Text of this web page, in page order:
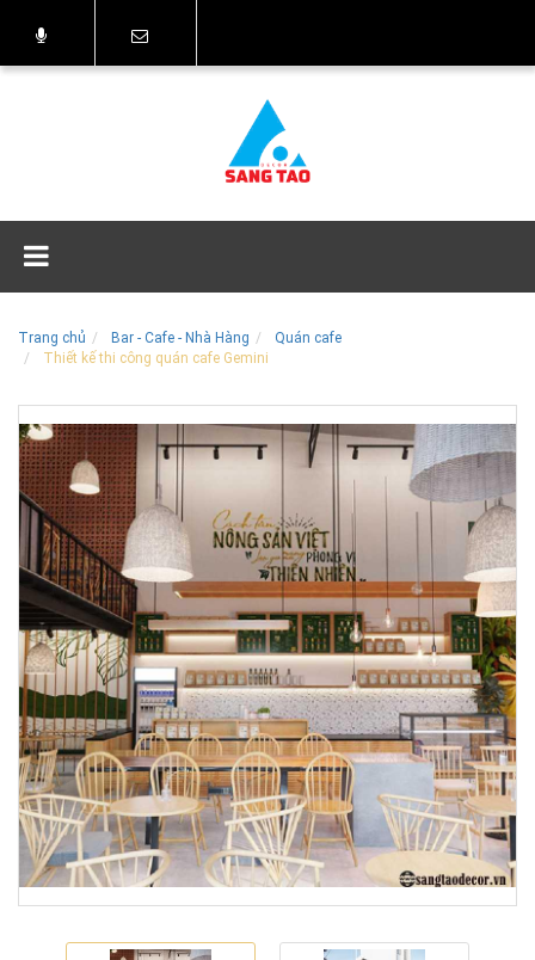
Trang chủ Bar - Cafe - Nhà Hàng
Quán cafe
Thiết kế thi công quán cafe Gemini